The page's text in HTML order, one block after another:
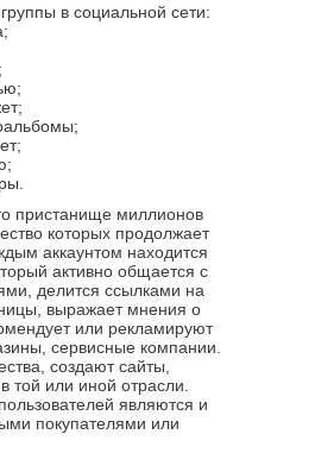
в социальной сети:
пристанище миллионов
которых продолжает
аккаунтом находится
активно общается с
делится ссылками на
выражает мнения о
или рекламируют
сервисные компании.
создают сайты,
той или иной отрасли.
являются и
покупателями или